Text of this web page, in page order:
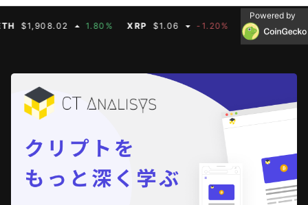
1.80% XRP $1.06 -1.20% BNB $593.11
Powered by